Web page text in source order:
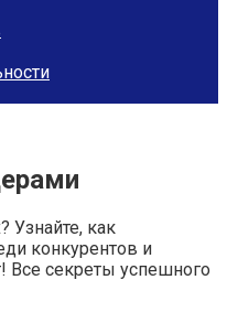
Узнайте, как
конкурентов и
Все секреты успешного